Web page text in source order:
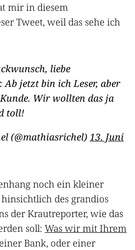
mir in diesem
Tweet, weil das sehe ich
liebe
. Ab jetzt bin ich Leser, aber
Wir wollten das ja
toll!
(@mathiasrichel) 13. Juni
noch ein kleiner
des grandios
der Krautreporter, wie das
soll: Was wir mit Ihrem
Bank, oder einer